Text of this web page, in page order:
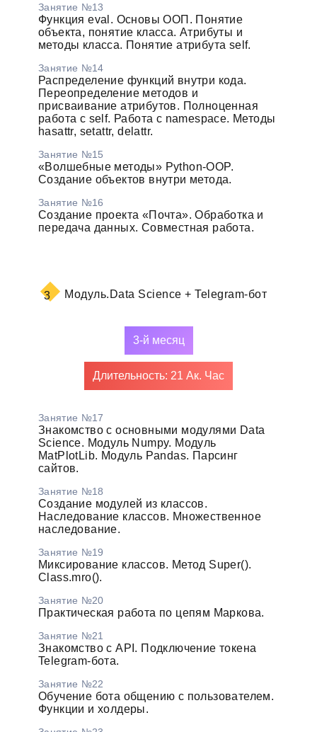
Занятие №13
Функция eval. Основы ООП. Понятие
объекта, понятие класса. Атрибуты и
методы класса. Понятие атрибута self.
Занятие №14
Распределение функций внутри кода.
Переопределение методов и
присваивание атрибутов. Полноценная
работа с self. Работа с namespace. Методы
hasattr, setattr, delattr.
Занятие №15
«Волшебные методы» Python-OOP.
Создание объектов внутри метода.
Занятие №16
Создание проекта «Почта». Обработка и
передача данных. Совместная работа.
3 Модуль. Data Science + Telegram-бот
3-й месяц
Длительность: 21 Ак. Час
Занятие №17
Знакомство с основными модулями Data
Science. Модуль Numpy. Модуль
MatPlotLib. Модуль Pandas. Парсинг
сайтов.
Занятие №18
Создание модулей из классов.
Наследование классов. Множественное
наследование.
Занятие №19
Миксирование классов. Метод Super().
Class.mro().
Занятие №20
Практическая работа по цепям Маркова.
Занятие №21
Знакомство с API. Подключение токена
Telegram-бота.
Занятие №22
Обучение бота общению с пользователем.
Функции и холдеры.